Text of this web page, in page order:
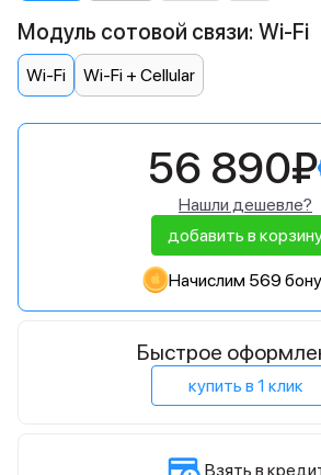
Модуль сотовой связи: Wi-Fi
Wi-Fi Wi-Fi + Cellular
56 890₽
Нашли дешевле?
добавить в
Начислим 569
Быстрое
купить в 1 клик
Взять в